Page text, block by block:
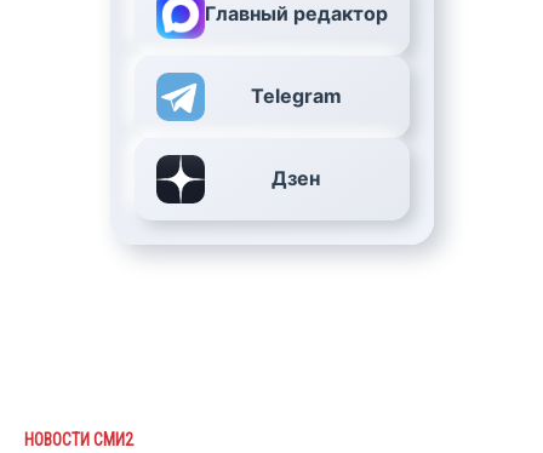
Главный редактор
Telegram
Дзен
НОВОСТИ СМИ2